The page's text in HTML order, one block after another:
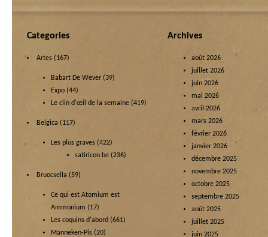
Categories
Artes (167)
Babart De Wever (39)
Expo (44)
Le clin d'œil de la semaine (419)
Belgica (117)
Les plus graves (422)
satiricon.be (236)
Bruocsella (59)
Ce qui est Atomium est
Ammonium (17)
Les coquins d'abord (661)
Manneken-Pis (20)
Archives
août 2026
juillet 2026
juin 2026
mai 2026
avril 2026
mars 2026
février 2026
janvier 2026
décembre 2025
novembre 2025
octobre 2025
septembre 2025
août 2025
juillet 2025
juin 2025